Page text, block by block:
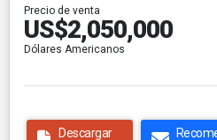
Precio de venta
US$2,050,000
Dólares Americanos
Descargar